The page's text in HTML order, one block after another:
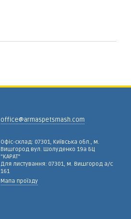
office@armaspetsmash.com
Офіс-склад: 07301, Київська обл., м.
Вишгород вул. Шолуденко 19а БЦ
"КАРАТ"
Для листування: 07301, м. Вишгород а/с
161
Мапа проїзду